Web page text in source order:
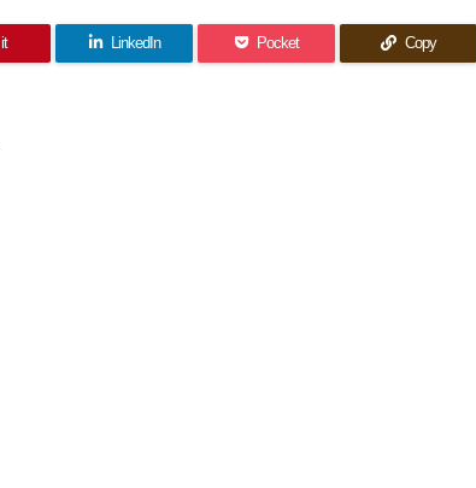
LinkedIn Pocket Copy